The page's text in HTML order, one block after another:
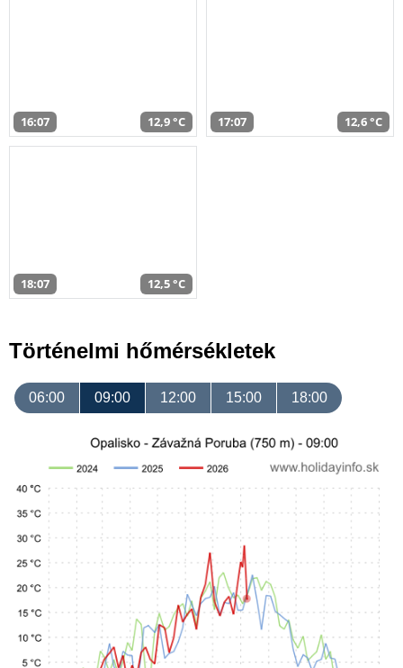
16:07 12,9 °C 17:07 12,6 °C
18:07 12,5 °C
Történelmi hőmérsékletek
06:00 09:00 12:00 15:00 18:00